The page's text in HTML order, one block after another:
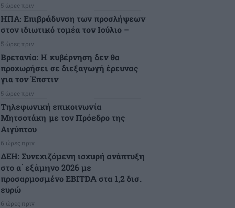
5 ώρες πριν
ΗΠΑ: Επιβράδυνση των προσλήψεων
στον ιδιωτικό τομέα τον Ιούλιο –
5 ώρες πριν
Βρετανία: Η κυβέρνηση δεν θα
προχωρήσει σε διεξαγωγή έρευνας
για τον Έπστιν
5 ώρες πριν
Τηλεφωνική επικοινωνία
Μητσοτάκη με τον Πρόεδρο της
Αιγύπτου
6 ώρες πριν
ΔΕΗ: Συνεχιζόμενη ισχυρή ανάπτυξη
στο α΄ εξάμηνο 2026 με
προσαρμοσμένο EBITDA στα 1,2 δισ.
ευρώ
6 ώρες πριν